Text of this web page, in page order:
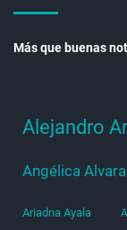
Más que buenas
Alejandro
Angélica
Ariadna Ayala